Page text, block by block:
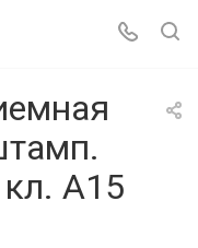
кл. А15